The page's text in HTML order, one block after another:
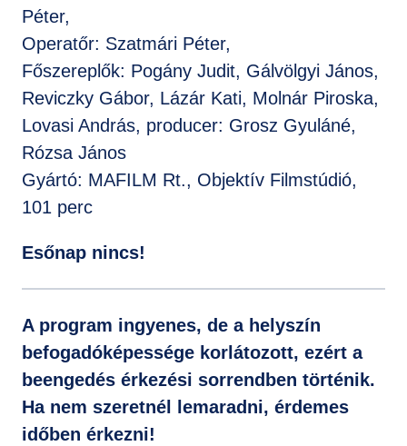
Péter,
Operatőr: Szatmári Péter,
Főszereplők: Pogány Judit, Gálvölgyi János,
Reviczky Gábor, Lázár Kati, Molnár Piroska,
Lovasi András, producer: Grosz Gyuláné,
Rózsa János
Gyártó: MAFILM Rt., Objektív Filmstúdió,
101 perc
Esőnap nincs!
A program ingyenes, de a helyszín
befogadóképessége korlátozott, ezért a
beengedés érkezési sorrendben történik.
Ha nem szeretnél lemaradni, érdemes
időben érkezni!